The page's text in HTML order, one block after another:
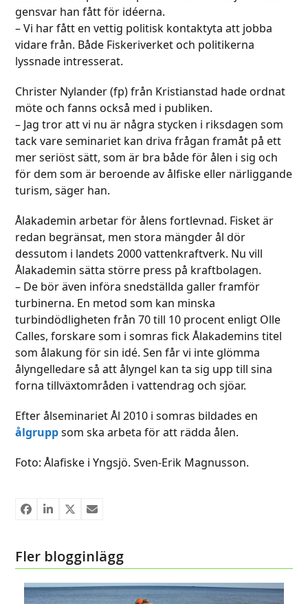
gensvar han fått för idéerna.
– Vi har fått en vettig politisk kontaktyta att jobba
vidare från. Både Fiskeriverket och politikerna
lyssnade intresserat.
Christer Nylander (fp) från Kristianstad hade ordnat
möte och fanns också med i publiken.
– Jag tror att vi nu är några stycken i riksdagen som
tack vare seminariet kan driva frågan framåt på ett
mer seriöst sätt, som är bra både för ålen i sig och
för dem som är beroende av ålfiske eller närliggande
turism, säger han.
Ålakademin arbetar för ålens fortlevnad. Fisket är
redan begränsat, men stora mängder ål dör
dessutom i landets 2000 vattenkraftverk. Nu vill
Ålakademin sätta större press på kraftbolagen.
– De bör även införa snedställda galler framför
turbinerna. En metod som kan minska
turbindödligheten från 70 till 10 procent enligt Olle
Calles, forskare som i somras fick Ålakademins titel
som ålakung för sin idé. Sen får vi inte glömma
ålyngelledare så att ålyngel kan ta sig upp till sina
forna tillväxtområden i vattendrag och sjöar.
Efter ålseminariet Ål 2010 i somras bildades en
ålgruppsom ska arbeta för att rädda ålen.
Foto: Ålafiske i Yngsjö. Sven-Erik Magnusson.
Fler blogginlägg